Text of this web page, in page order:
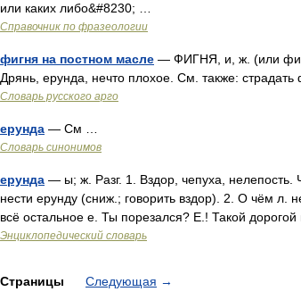
или каких либо&#8230; …
Справочник по фразеологии
фигня на постном масле — ФИГНЯ, и, ж. (или
Дрянь, ерунда, нечто плохое. См. также:
Словарь русского арго
ерунда — См …
Словарь синонимов
ерунда — ы; ж. Разг. 1. Вздор, чепуха, нелепость.
нести ерунду (сниж.; говорить вздор). 2. О чём
всё остальное е. Ты порезался? Е.! Такой дорогой
Энциклопедический словарь
Страницы Следующая →